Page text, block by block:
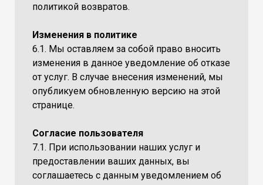
политикой возвратов.
Изменения в политике
6.1. Мы оставляем за собой право вносить
изменения в данное уведомление об отказе
от услуг. В случае внесения изменений, мы
опубликуем обновленную версию на этой
странице.
Согласие пользователя
7.1. При использовании наших услуг и
предоставлении ваших данных, вы
соглашаетесь с данным уведомлением об